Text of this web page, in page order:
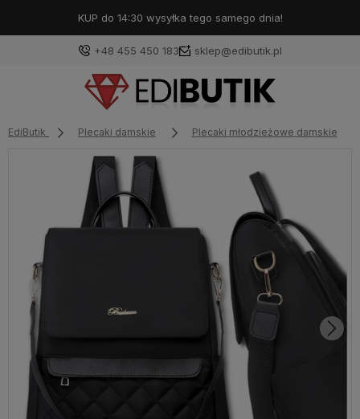
KUP do 14:30 wysyłka tego samego dnia!
+48 455 450 183 sklep@edibutik.pl
EdiButik Plecaki damskie Plecaki młodzieżowe damskie